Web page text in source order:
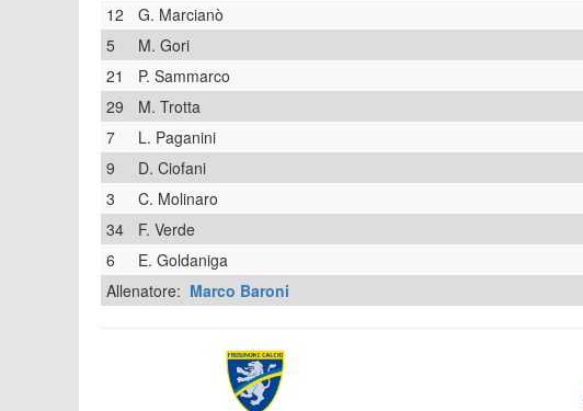
12
G. Marcianò
5
M. Gori
21
P. Sammarco
29 M. Trotta
7
L. Paganini
9
D. Ciofani
3
C. Molinaro
34
F. Verde
6
E. Goldaniga
Allenatore: Marco Baroni